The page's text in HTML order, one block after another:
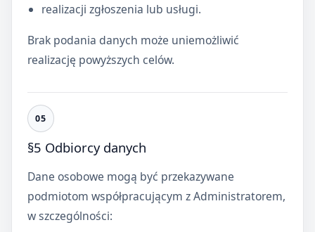
realizacji zgłoszenia lub usługi.
Brak podania danych może uniemożliwić
realizację powyższych celów.
§5 Odbiorcy danych
Dane osobowe mogą być przekazywane
podmiotom współpracującym z Administratorem,
w szczególności: